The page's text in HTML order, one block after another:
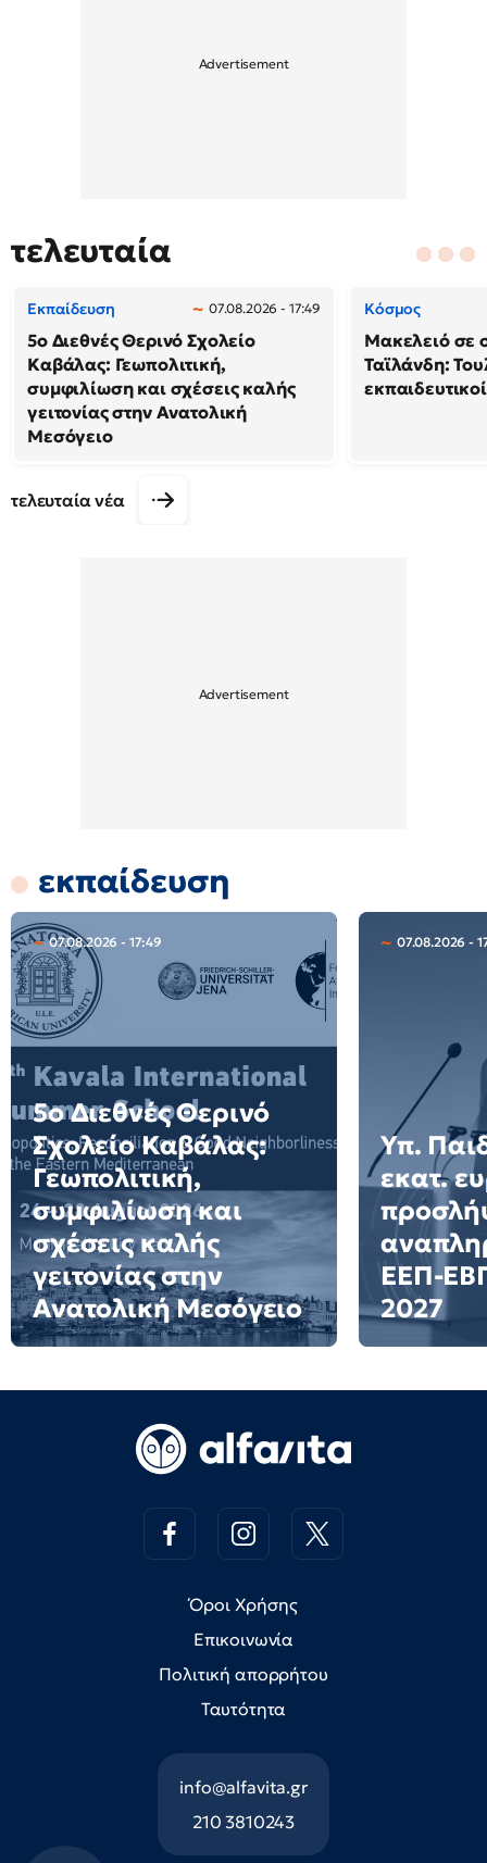
τελευταία
Εκπαίδευση 07.08.2026 - 17:49
5ο Διεθνές Θερινό Σχολείο
Καβάλας: Γεωπολιτική,
συμφιλίωση και σχέσεις καλής
γειτονίας στην Ανατολική
Μεσόγειο
Κόσμος
Μακελειό σε
Ταϊλάνδη:
τελευταία νέα
εκπαίδευση
07.08.2026 - 17:49
5ο Διεθνές Θερινό
Σχολείο Καβάλας:
Γεωπολιτική,
συμφιλίωση και
σχέσεις καλής
γειτονίας στην
Ανατολική Μεσόγειο
07.08.2026 -
Υπ.
εκατ.
ΕΕΠ-
2027
Όροι Χρήσης
Επικοινωνία
Πολιτική απορρήτου
Ταυτότητα
info@alfavita.gr
210 3810243